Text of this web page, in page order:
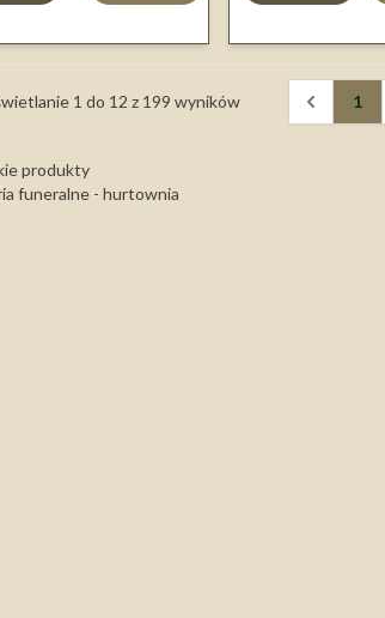
1 do 12 z 199 wyników 1
produkty
funeralne - hurtownia